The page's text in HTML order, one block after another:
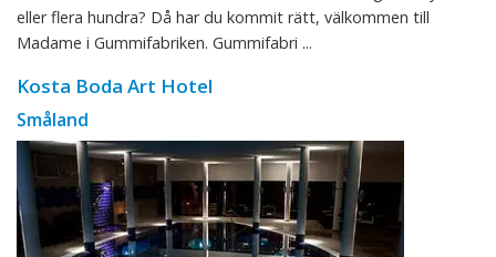
eller flera hundra? Då har du kommit rätt, välkommen till
Madame i Gummifabriken. Gummifabri ...
Kosta Boda Art Hotel
Småland